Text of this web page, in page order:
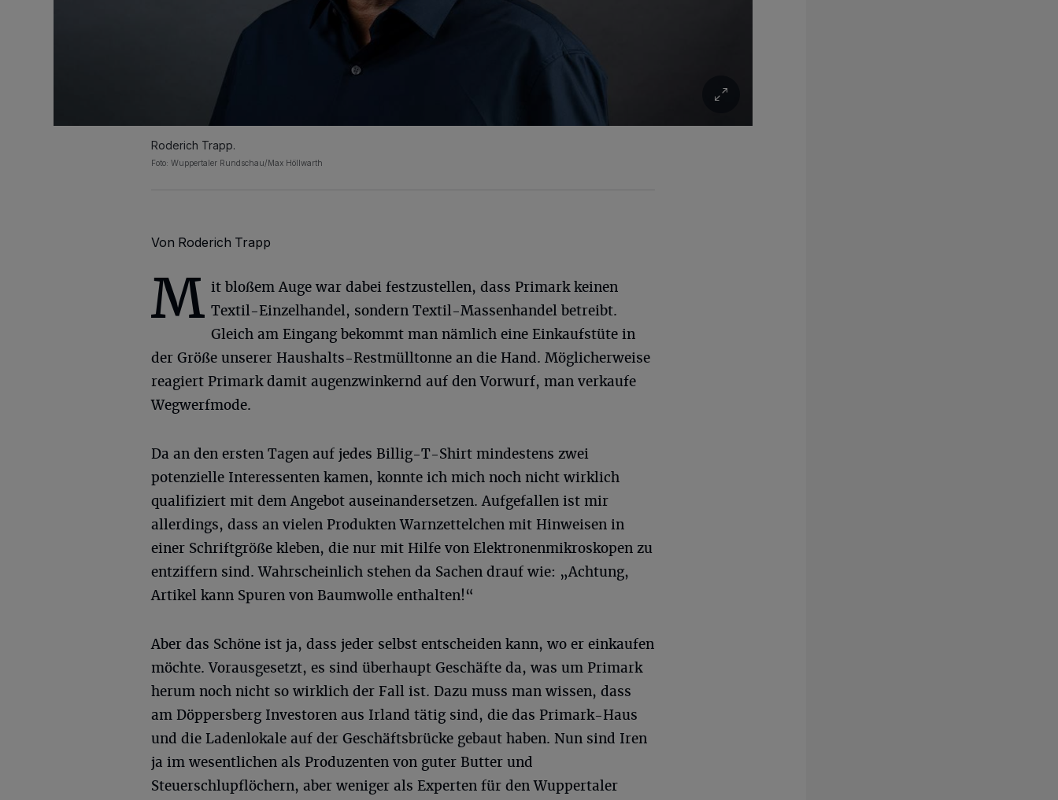
Roderich Trapp.
Foto: Wuppertaler Rundschau/Max Höllwarth
Von Roderich Trapp
M it bloßem Auge war dabei festzustellen, dass Primark keinen
Textil-Einzelhandel, sondern Textil-Massenhandel betreibt.
Gleich am Eingang bekommt man nämlich eine Einkaufstüte in
der Größe unserer Haushalts-Restmülltonne an die Hand. Möglicherweise
reagiert Primark damit augenzwinkernd auf den Vorwurf, man verkaufe
Wegwerfmode.
Da an den ersten Tagen auf jedes Billig-T-Shirt mindestens zwei
potenzielle Interessenten kamen, konnte ich mich noch nicht wirklich
qualifiziert mit dem Angebot auseinandersetzen. Aufgefallen ist mir
allerdings, dass an vielen Produkten Warnzettelchen mit Hinweisen in
einer Schriftgröße kleben, die nur mit Hilfe von Elektronenmikroskopen zu
entziffern sind. Wahrscheinlich stehen da Sachen drauf wie: „Achtung,
Artikel kann Spuren von Baumwolle enthalten!“
Aber das Schöne ist ja, dass jeder selbst entscheiden kann, wo er einkaufen
möchte. Vorausgesetzt, es sind überhaupt Geschäfte da, was um Primark
herum noch nicht so wirklich der Fall ist. Dazu muss man wissen, dass
am Döppersberg Investoren aus Irland tätig sind, die das Primark-Haus
und die Ladenlokale auf der Geschäftsbrücke gebaut haben. Nun sind Iren
ja im wesentlichen als Produzenten von guter Butter und
Steuerschlupflöchern, aber weniger als Experten für den Wuppertaler